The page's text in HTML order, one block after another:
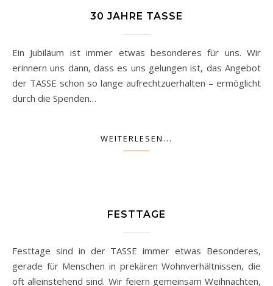
30 JAHRE TASSE
Ein Jubiläum ist immer etwas besonderes für uns. Wir
erinnern uns dann, dass es uns gelungen ist, das Angebot
der TASSE schon so lange aufrechtzuerhalten – ermöglicht
durch die Spenden…
WEITERLESEN...
FESTTAGE
Festtage sind in der TASSE immer etwas Besonderes,
gerade für Menschen in prekären Wohnverhältnissen, die
oft alleinstehend sind. Wir feiern gemeinsam Weihnachten,